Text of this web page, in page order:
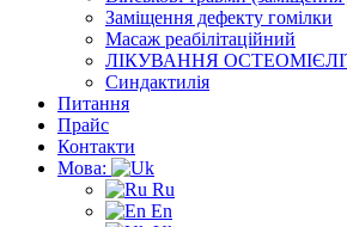
Заміщення дефекту гомілки
Масаж реабілітаційний
ЛІКУВАННЯ
Синдактилія
Питання
Прайс
Контакти
Мова:
Ru
En